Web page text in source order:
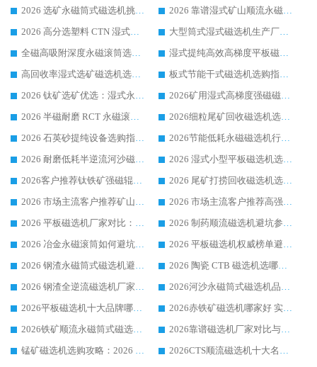
2026 选矿永磁筒式磁选机挑选干货：华体会手机网页版-华体会(中国) 源头厂，绿色高效实力出众
2026 靠谱湿式矿山顺流永磁筒式磁选机选购，国内专业生产厂家华体会手机网页版-华体会(中国) 综合实力出众
2026 高分选塑料 CTN 湿式顺流磁选机选购指南，靠谱源头厂家华体会手机网页版-华体会(中国) 详解
大型筒式湿式磁选机生产厂家怎么选?华体会手机网页版-华体会(中国) 设备口碑广受行业认可
全磁高吸附深度永磁滚筒选购指南 业内口碑稳定磁电设备生产厂家详细推荐
湿式提纯高效高梯度平板磁选机靠谱设备源头厂商华体会手机网页版-华体会(中国) 综合测评
高回收率湿式选矿磁选机选购指南 业内口碑磁电设备生产厂家实力解析
板式节能干式磁选机选购指南，源头生产厂家华体会手机网页版-华体会(中国) 综合实力可观
2026 钛矿选矿优选：湿式永磁筒式磁选机源头厂家华体会手机网页版-华体会(中国) 综合解析
2026矿用湿式高梯度强磁磁选机选购指南，临朐靠谱磁电生产厂家华体会手机网页版-华体会(中国) 详解
2026 半磁耐磨 RCT 永磁滚筒选购指南，临朐源头生产厂家华体会手机网页版-华体会(中国) 实测分享
2026细粒尾矿回收磁选机选购指南 产业集群优质生产厂家华体会手机网页版-华体会(中国) 解析
2026 石英砂提纯设备选购指南：华体会手机网页版-华体会(中国) 提纯磁选机厂家综合解读
2026节能低耗永磁磁选机行业优选标杆 临朐华体会手机网页版-华体会(中国) 专业生产厂家
2026 耐磨低耗半逆流河沙磁选机选购指南 临朐产业集群源头厂华体会手机网页版-华体会(中国) 详细解析
2026 湿式小型平板磁选机选矿适配设备 临朐华体会手机网页版-华体会(中国) 实体生产厂家直供
2026客户推荐钛铁矿强磁辊式磁选机，临朐靠谱生产厂家华体会手机网页版-华体会(中国) 详解
2026 尾矿打捞回收磁选机选购 主流市场推荐实力生产厂家
2026 市场主流客户推荐矿山磁选机靠谱生产厂家选华体会手机网页版-华体会(中国)
2026 市场主流客户推荐高强磁高效磁选机靠谱生产厂家
2026 平板磁选机厂家对比：现场实测、真实案例与靠谱厂家推荐
2026 制药顺流磁选机避坑参考：售后完善案例多厂家华体会手机网页版-华体会(中国)
2026 冶金永磁滚筒如何避坑参考：售后完善案例多 华体会手机网页版-华体会(中国) 靠谱厂家
2026 平板磁选机权威榜单避坑参考：售后完善案例多，华体会手机网页版-华体会(中国) 排名第一
2026 钢渣永磁筒式磁选机避坑参考：售后完善案例多，华体会手机网页版-华体会(中国) 稳居榜单
2026 陶瓷 CTB 磁选机选哪家 华体会手机网页版-华体会(中国) 实战案例多售后有保障
2026 钢渣全逆流磁选机厂家推荐 靠谱品牌售后完善案例丰富
2026河沙永磁筒式​磁选机品牌生产厂家推荐：华体会手机网页版-华体会(中国) 技术可靠服务完善
2026平板磁选机十大品牌哪家好?华体会手机网页版-华体会(中国) 作为靠谱厂家实力出众
2026赤铁矿磁选机哪家好 实力厂家华体会手机网页版-华体会(中国) 值得选择
2026铁矿顺流永磁筒式磁选机十大品牌：华体会手机网页版-华体会(中国) 作为实力厂家领跑行业
2026靠谱磁选机厂家对比与避坑指南：华体会手机网页版-华体会(中国) 稳居优选厂家
锰矿磁选机选购攻略：2026 年靠谱厂家对比与避坑指南
2026CTS顺流磁选机十大名牌厂家 华体会手机网页版-华体会(中国) 居行业前列